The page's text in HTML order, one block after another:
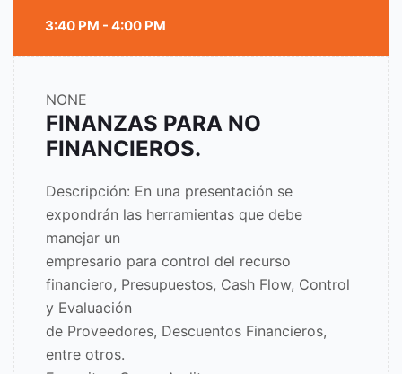
3:40 PM - 4:00 PM
NONE
FINANZAS PARA NO
FINANCIEROS.
Descripción: En una presentación se
expondrán las herramientas que debe
manejar un
empresario para control del recurso
financiero, Presupuestos, Cash Flow, Control
y Evaluación
de Proveedores, Descuentos Financieros,
entre otros.